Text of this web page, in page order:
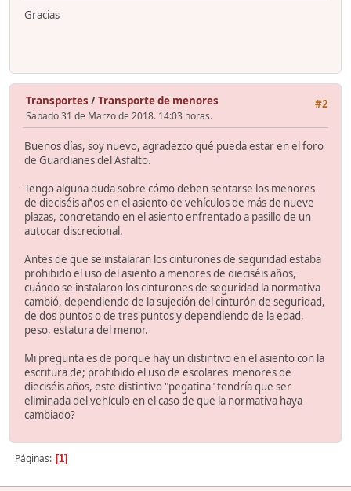
Gracias
#2
Transportes /Transporte de menores
Sábado 31 de Marzo de 2018. 14:03 horas.
Buenos días, soy nuevo, agradezco qué pueda estar en el foro
de Guardianes del Asfalto.
Tengo alguna duda sobre cómo deben sentarse los menores
de dieciséis años en el asiento de vehículos de más de nueve
plazas, concretando en el asiento enfrentado a pasillo de un
autocar discrecional.
Antes de que se instalaran los cinturones de seguridad estaba
prohibido el uso del asiento a menores de dieciséis años,
cuándo se instalaron los cinturones de seguridad la normativa
cambió, dependiendo de la sujeción del cinturón de seguridad,
de dos puntos o de tres puntos y dependiendo de la edad,
peso, estatura del menor.
Mi pregunta es de porque hay un distintivo en el asiento con la
escritura de; prohibido el uso de escolares menores de
dieciséis años, este distintivo "pegatina" tendría que ser
eliminada del vehículo en el caso de que la normativa haya
cambiado?
Páginas 1